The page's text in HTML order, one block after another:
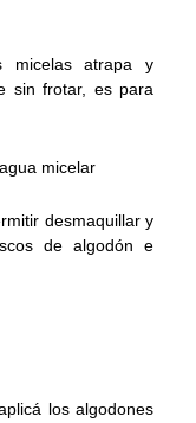
micelas atrapa y
sin frotar, es para
micelar
desmaquillar y
de algodón e
los algodones